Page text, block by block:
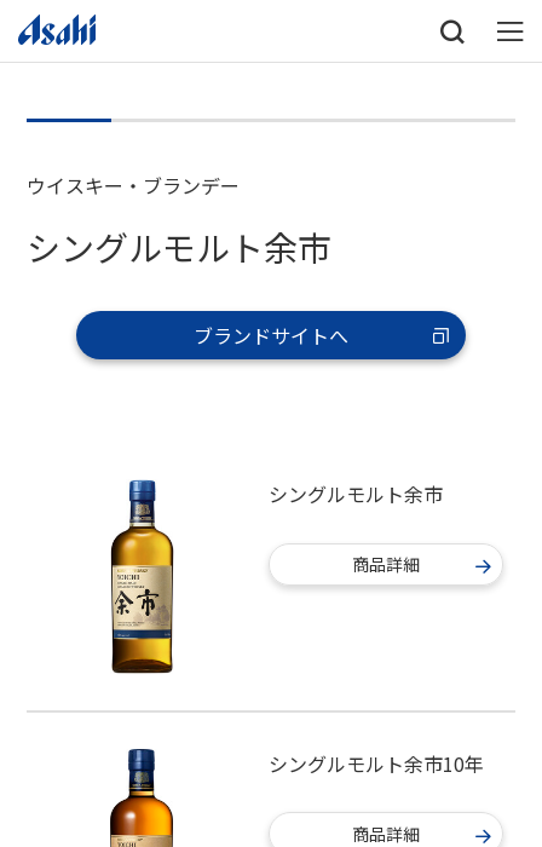
ウイスキー・ブランデー
シングルモルト余市
ブランドサイトへ
シングルモルト余市
商品詳細
シングルモルト余市10年
商品詳細